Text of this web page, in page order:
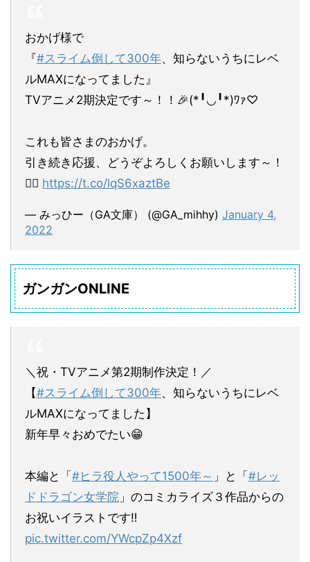
おかげ様で
『#スライム倒して300年、知らないうちにレベ
ルMAXになってました』
TVアニメ2期決定です～！！🎉(*╹◡╹*)ﾜｧ♡
これも皆さまのおかげ。
引き続き応援、どうぞよろしくお願いします～！
🙇‍♀️ https://t.co/lqS6xaztBe
— みっひー（GA文庫） (@GA_mihhy) January 4,
2022
ガンガンONLINE
＼祝・TVアニメ第2期制作決定！／
【#スライム倒して300年、知らないうちにレベ
ルMAXになってました】
新年早々おめでたい😁
本編と「 #ヒラ役人やって1500年～ 」と「 #レッ
ドドラゴン女学院 」のコミカライズ３作品からの
お祝いイラストです‼
pic.twitter.com/YWcpZp4Xzf